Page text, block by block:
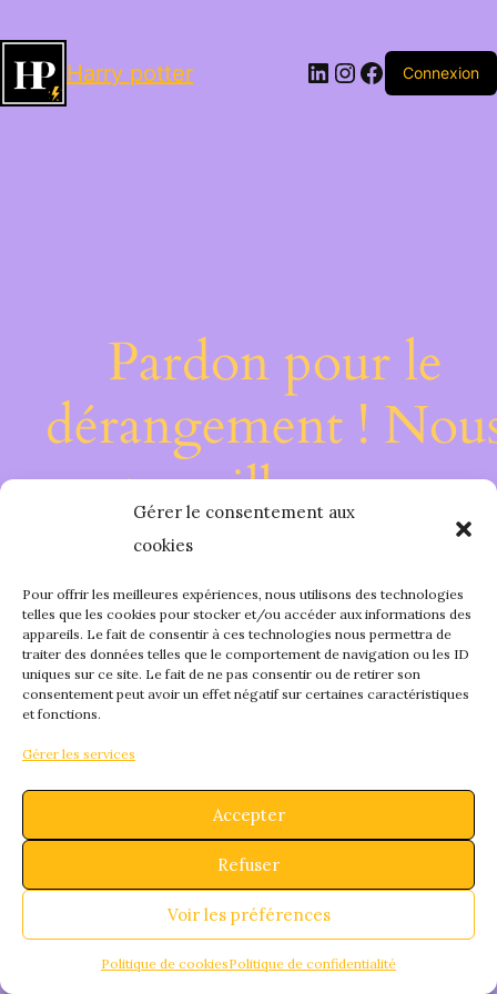
Gérer le consentement aux
cookies
Pour offrir les meilleures expériences, nous utilisons des technologies
telles que les cookies pour stocker et/ou accéder aux informations des
appareils. Le fait de consentir à ces technologies nous permettra de
traiter des données telles que le comportement de navigation ou les ID
uniques sur ce site. Le fait de ne pas consentir ou de retirer son
consentement peut avoir un effet négatif sur certaines caractéristiques
et fonctions.
Gérer les services
Accepter
Refuser
Voir les préférences
Politique de cookiesPolitique de confidentialité
Harry potter LinkedIn
Instagram
Facebook
Connexion
Pardon pour le
dérangement !
travaillons sur
quelque chose de
fantastique –
bientôt !